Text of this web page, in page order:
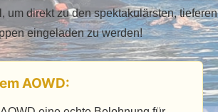
um direkt zu den spektakulärsten, tieferen
eingeladen zu werden!
AOWD: